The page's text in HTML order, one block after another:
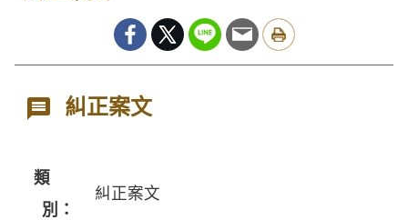
糾正案文
類
別：
糾正案文